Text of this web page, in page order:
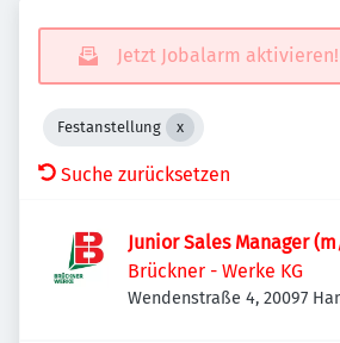
Jetzt Jobalarm aktivieren!
Festanstellung
Suche zurücksetzen
Junior Sales Manager
Brückner - Werke KG
Wendenstraße 4, 20097